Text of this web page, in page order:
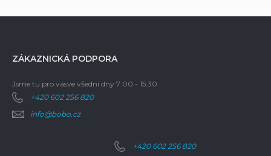
ZÁKAZNICKÁ PODPORA
Jsme tu pro vásve všední dny 7:00 - 15:30
+420 602 256 820
info@bobo.cz
+420 602 256 820